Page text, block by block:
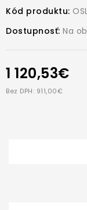
Kód produktu:
Dostupnosť: Na
1 120,53€
Bez DPH: 911,00€